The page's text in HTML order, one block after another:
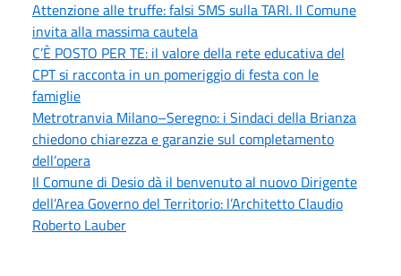
Attenzione alle truffe: falsi SMS sulla TARI. Il Comune
invita alla massima cautela
C’È POSTO PER TE: il valore della rete educativa del
CPT si racconta in un pomeriggio di festa con le
famiglie
Metrotranvia Milano–Seregno: i Sindaci della Brianza
chiedono chiarezza e garanzie sul completamento
dell’opera
Il Comune di Desio dà il benvenuto al nuovo Dirigente
dell’Area Governo del Territorio: l’Architetto Claudio
Roberto Lauber